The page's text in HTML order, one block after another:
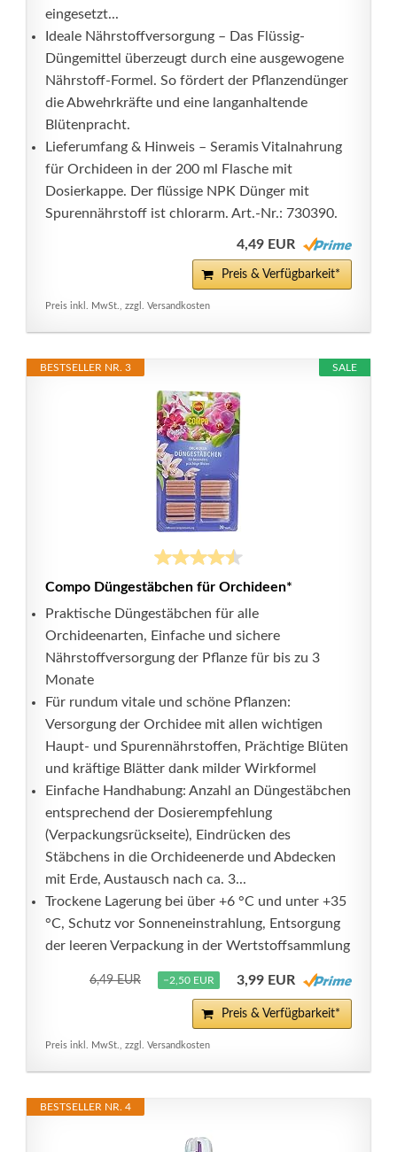
eingesetzt...
Ideale Nährstoffversorgung – Das Flüssig-
Düngemittel überzeugt durch eine ausgewogene
Nährstoff-Formel. So fördert der Pflanzendünger
die Abwehrkräfte und eine langanhaltende
Blütenpracht.
Lieferumfang & Hinweis – Seramis Vitalnahrung
für Orchideen in der 200 ml Flasche mit
Dosierkappe. Der flüssige NPK Dünger mit
Spurennährstoff ist chlorarm. Art.-Nr.: 730390.
4,49 EUR
Preis & Verfügbarkeit*
Preis inkl. MwSt., zzgl. Versandkosten
SALE
BESTSELLER NR. 3
Compo Düngestäbchen für Orchideen*
Praktische Düngestäbchen für alle
Orchideenarten, Einfache und sichere
Nährstoffversorgung der Pflanze für bis zu 3
Monate
Für rundum vitale und schöne Pflanzen:
Versorgung der Orchidee mit allen wichtigen
Haupt- und Spurennährstoffen, Prächtige Blüten
und kräftige Blätter dank milder Wirkformel
Einfache Handhabung: Anzahl an Düngestäbchen
entsprechend der Dosierempfehlung
(Verpackungsrückseite), Eindrücken des
Stäbchens in die Orchideenerde und Abdecken
mit Erde, Austausch nach ca. 3...
Trockene Lagerung bei über +6 °C und unter +35
°C, Schutz vor Sonneneinstrahlung, Entsorgung
der leeren Verpackung in der Wertstoffsammlung
6,49 EUR −2,50 EUR 3,99 EUR
Preis & Verfügbarkeit*
Preis inkl. MwSt., zzgl. Versandkosten
BESTSELLER NR. 4